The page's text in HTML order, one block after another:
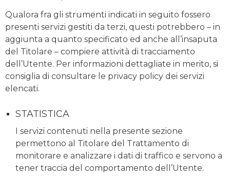
Qualora fra gli strumenti indicati in seguito fossero
presenti servizi gestiti da terzi, questi potrebbero – in
aggiunta a quanto specificato ed anche all’insaputa
del Titolare – compiere attività di tracciamento
dell’Utente. Per informazioni dettagliate in merito, si
consiglia di consultare le privacy policy dei servizi
elencati.
STATISTICA
I servizi contenuti nella presente sezione
permettono al Titolare del Trattamento di
monitorare e analizzare i dati di traffico e servono a
tener traccia del comportamento dell’Utente.